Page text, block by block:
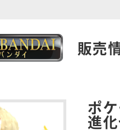
販売
ポ
進